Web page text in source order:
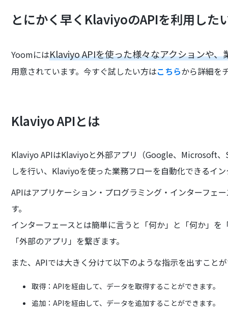
とにかく早くKlaviyoのAPIを利用した
YoomにはKlaviyo APIを使った様々なアクションや
用意されています。今すぐ試したい方はこちらから詳細を
Klaviyo APIとは
Klaviyo APIはKlaviyoと外部アプリ（Google、Microsoft
しを行い、Klaviyoを使った業務フローを自動化できるイ
APIはアプリケーション・プログラミング・インターフ
す。
インターフェースとは簡単に言うと「何か」と「何か」
「外部のアプリ」を繋ぎます。
また、APIでは大きく分けて以下のような指示を出すこと
取得：APIを経由して、データを取得することができます。
追加：APIを経由して、データを追加することができます。